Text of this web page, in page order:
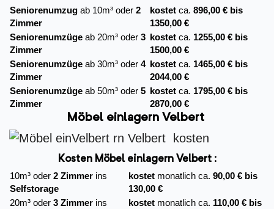
Seniorenumzug ab 10m³ oder 2
Zimmer
kostet ca. 896,00 € bis
1350,00 €
Seniorenumzüge ab 20m³ oder 3
Zimmer
kostet ca. 1255,00 € bis
1500,00 €
Seniorenumzüge ab 30m³ oder 4
Zimmer
kostet ca. 1465,00 € bis
2044,00 €
Seniorenumzüge ab 50m³ oder 5
Zimmer
kostet ca. 1795,00 € bis
2870,00 €
Möbel einlagern Velbert
Kosten Möbel einlagern Velbert :
10m³ oder 2 Zimmer ins
Selfstorage
kostet monatlich ca. 90,00 € bis
130,00 €
20m³ oder 3 Zimmer ins
kostet monatlich ca. 110,00 € bis